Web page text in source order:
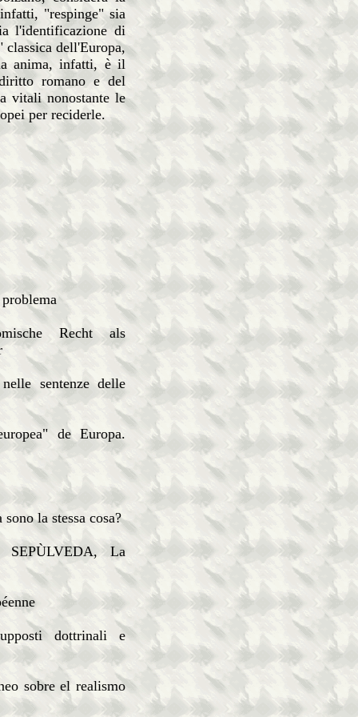
"respinge" sia
l'identificazione di
classica dell'Europa,
anima, infatti, è il
romano e del
vitali nonostante le
per reciderle.
Recht als
sentenze delle
de Europa.
la stessa cosa?
SEPÙLVEDA, La
dottrinali e
sobre el realismo